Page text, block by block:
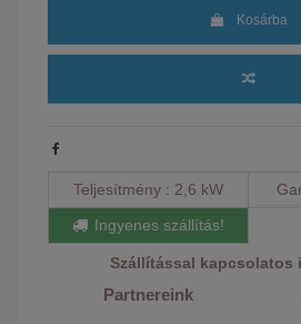
Kosárba
Teljesítmény 2,6 kW
Ingyenes szállítás!
Szállítással kapcsolatos
Partnereink